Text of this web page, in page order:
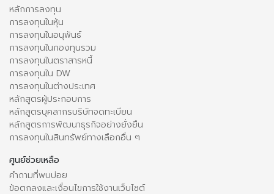
หลักการลงทุน
การลงทุนในหุ้น
การลงทุนในอนุพันธ์
การลงทุนในกองทุนรวม
การลงทุนในตราสารหนี้
การลงทุนใน DW
การลงทุนในต่างประเทศ
หลักสูตรผู้ประกอบการ
หลักสูตรบุคลากรบริษัทจดทะเบียน
หลักสูตรการพัฒนาธุรกิจอย่างยั่งยืน
การลงทุนในสินทรัพย์ทางเลือกอื่น ๆ
ศูนย์ช่วยเหลือ
คำถามที่พบบ่อย
ข้อตกลงและเงื่อนไขการใช้งานเว็บไซต์